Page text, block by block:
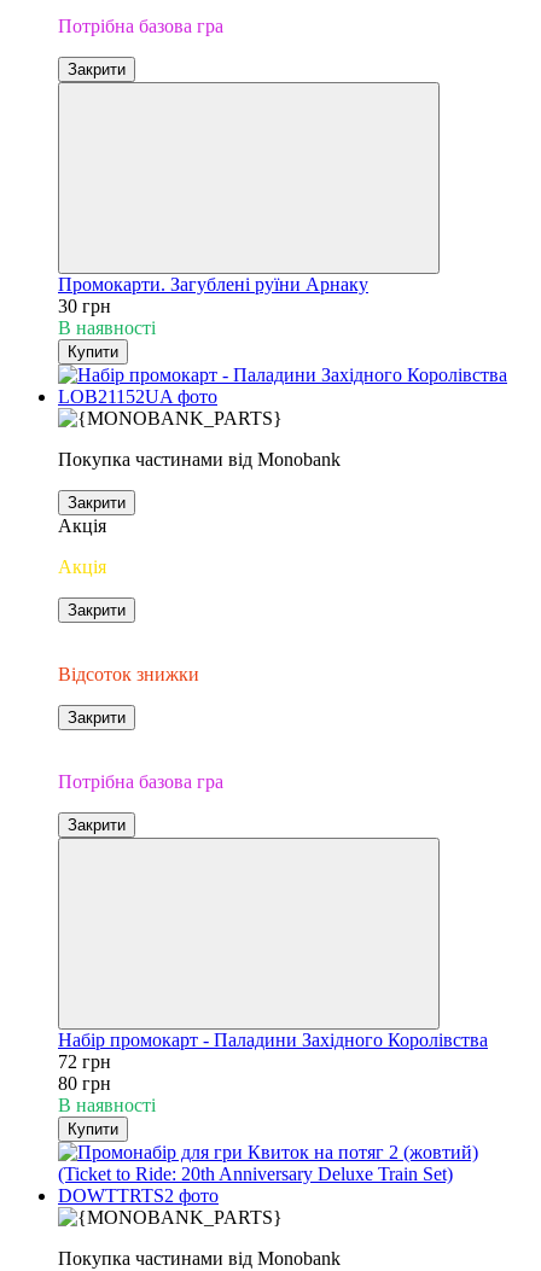
Потрібна базова гра
Закрити
Промокарти. Загублені руїни Арнаку
30 грн
В наявності
Купити
Покупка частинами від Monobank
Закрити
Акція
Акція
Закрити
Відсоток знижки
Закрити
Потрібна базова гра
Закрити
Набір промокарт - Паладини Західного Королівства
72 грн
80 грн
В наявності
Купити
Покупка частинами від Monobank